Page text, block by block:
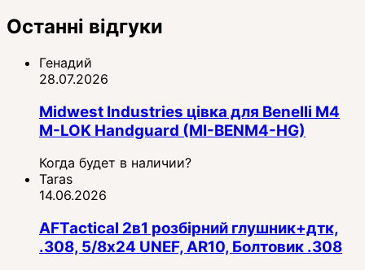
Останні відгуки
Генадий
28.07.2026
Midwest Industries цівка для Benelli M4
M-LOK Handguard (MI-BENM4-HG)
Когда будет в наличии?
Taras
14.06.2026
AFTactical 2в1 розбірний глушник+дтк,
.308, 5/8x24 UNEF, AR10, Болтовик .308